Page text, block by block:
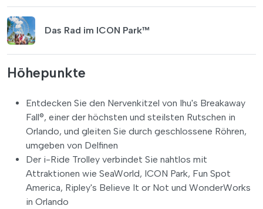
Das Rad im ICON Park™
Höhepunkte
Entdecken Sie den Nervenkitzel von Ihu's Breakaway
Fall®, einer der höchsten und steilsten Rutschen in
Orlando, und gleiten Sie durch geschlossene Röhren,
umgeben von Delfinen
Der i-Ride Trolley verbindet Sie nahtlos mit
Attraktionen wie SeaWorld, ICON Park, Fun Spot
America, Ripley's Believe It or Not und WonderWorks
in Orlando